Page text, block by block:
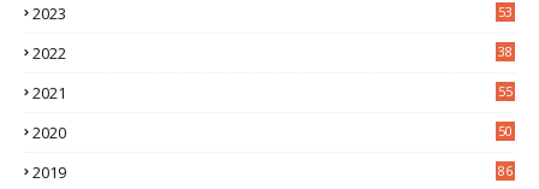
2023
53
2022
38
2021
55
2020
50
2019 86